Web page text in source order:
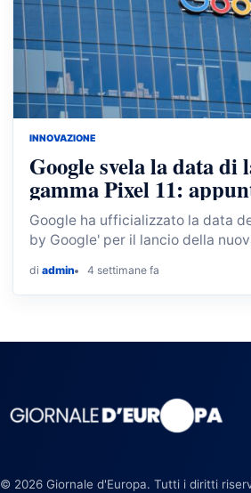
INNOVAZIONE
Google svela la data di
gamma Pixel 11:
12 agosto a New York
Google ha ufficializzato la data
by Google' per il lancio della
di admin 4 settimane fa
© 2026 Giornale d'Europa. Tutti i diritti